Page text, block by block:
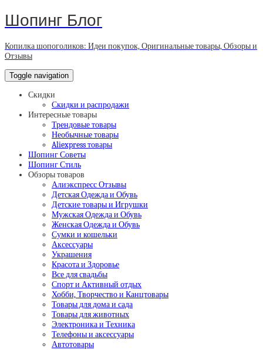
Шопинг Блог
Копилка шопоголиков: Идеи покупок, Оригинальные товары, Обзоры и
Отзывы
Toggle navigation
Скидки
Скидки и распродажи
Интересные товары
Трендовые товары
Необычные товары
Aliexpress товары
Шопинг Советы
Шопинг Стиль
Обзоры товаров
Алиэкспресс Отзывы
Детская Одежда и Обувь
Детские товары и Игрушки
Мужская Одежда и Обувь
Женская Одежда и Обувь
Сумки и кошельки
Аксессуары
Украшения
Красота и Здоровье
Все для свадьбы
Спорт и Активный отдых
Хобби, Творчество и Канцтовары
Товары для дома и сада
Товары для животных
Электроника и Техника
Телефоны и аксессуары
Автотовары